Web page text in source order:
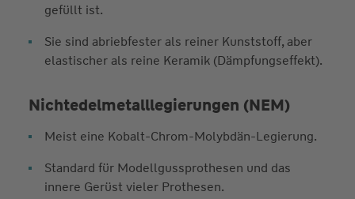
gefüllt ist.
Sie sind abriebfester als reiner Kunststoff, aber
elastischer als reine Keramik (Dämpfungseffekt).
Nichtedelmetalllegierungen (NEM)
Meist eine Kobalt-Chrom-Molybdän-Legierung.
Standard für Modellgussprothesen und das
innere Gerüst vieler Prothesen.